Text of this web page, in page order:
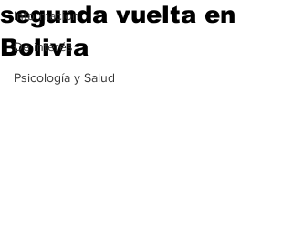
Información
De interés
Psicología y Salud
segunda vuelta en
Bolivia